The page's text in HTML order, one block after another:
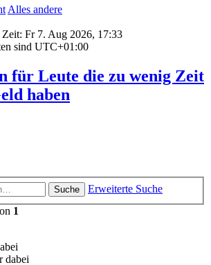
Alles andere
Fr 7. Aug 2026, 17:33
sind UTC+01:00
für Leute die zu wenig Zeit
haben
Suche
Erweiterte Suche
1